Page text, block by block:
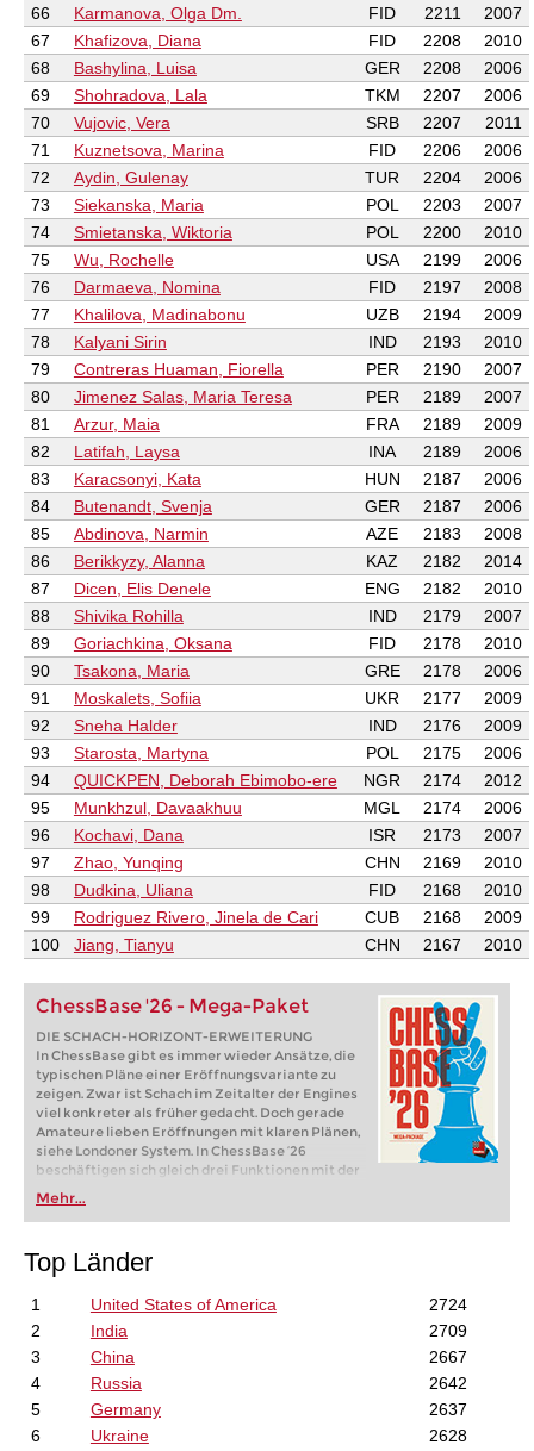
66
Karmanova, Olga Dm. FID 2211
2007
67
Khafizova, Diana FID 2208
2010
68
Bashylina, Luisa GER 2208
2006
69
Shohradova, Lala TKM 2207
2006
70
Vujovic, Vera SRB 2207
2011
71
Kuznetsova, Marina FID 2206
2006
72
Aydin, Gulenay TUR 2204
2006
73
Siekanska, Maria POL 2203
2007
74
Smietanska, Wiktoria POL 2200
2010
75
Wu, Rochelle USA 2199
2006
76
Darmaeva, Nomina FID 2197
2008
77
Khalilova, Madinabonu UZB 2194
2009
78
Kalyani Sirin IND 2193
2010
79
Contreras Huaman, Fiorella PER 2190
2007
80
Jimenez Salas, Maria Teresa PER 2189
2007
81
Arzur, Maia FRA 2189
2009
82
Latifah, Laysa INA 2189
2006
83
Karacsonyi, Kata HUN 2187
2006
84
Butenandt, Svenja GER 2187
2006
85
Abdinova, Narmin AZE 2183
2008
86
Berikkyzy, Alanna KAZ 2182
2014
87
Dicen, Elis Denele ENG 2182
2010
88
Shivika Rohilla IND 2179
2007
89
Goriachkina, Oksana FID 2178
2010
90
Tsakona, Maria GRE 2178
2006
91
Moskalets, Sofiia UKR 2177
2009
92
Sneha Halder IND 2176
2009
93
Starosta, Martyna POL 2175
2006
94
QUICKPEN, Deborah Ebimobo-ere NGR 2174
2012
95
Munkhzul, Davaakhuu MGL 2174
2006
96
Kochavi, Dana ISR 2173
2007
97
Zhao, Yunqing CHN 2169
2010
98
Dudkina, Uliana FID 2168
2010
99
Rodriguez Rivero, Jinela de Cari CUB 2168
2009
100
Jiang, Tianyu CHN 2167 2010
ChessBase '26 - Mega-Paket
DIE SCHACH-HORIZONT-ERWEITERUNG
In ChessBase gibt es immer wieder Ansätze, die
typischen Pläne einer Eröffnungsvariante zu
zeigen. Zwar ist Schach im Zeitalter der Engines
viel konkreter als früher gedacht. Doch gerade
Amateure lieben Eröffnungen mit klaren Plänen,
siehe Londoner System. In ChessBase ’26
beschäftigen sich gleich drei Funktionen mit der
Darstellung von Plänen. Im neuen
Eröffnungsreport wird für jede wichtige
Variante untersucht, welche Figurenzüge oder
Referenzsuche sieht man jetzt auf dem Brett, wo
man die neue Monte-Carlo-Analyse, zeigt auch
hier das Brett die häufigsten Figurenpfade.
Mehr...
Top Länder
1 United States of America
2724
2
India
2709
3
China
2667
4
Russia
2642
5
Germany
2637
6
Ukraine
2628